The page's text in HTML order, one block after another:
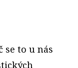
se to u nás